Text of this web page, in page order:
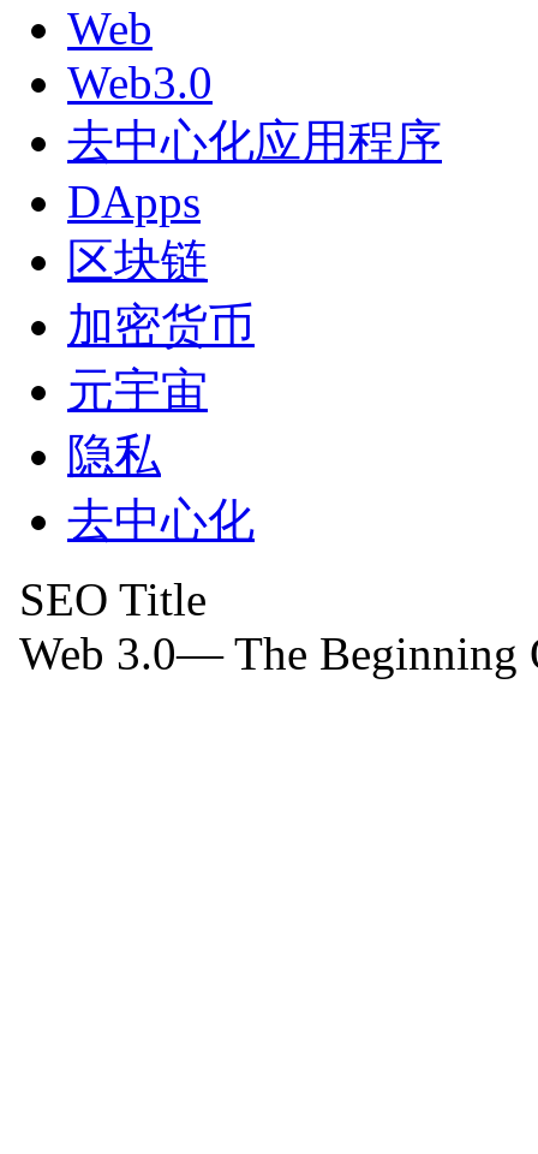
Web
Web3.0
去中心化应用程序
DApps
区块链
加密货币
元宇宙
隐私
去中心化
SEO Title
Web 3.0— The Beginning